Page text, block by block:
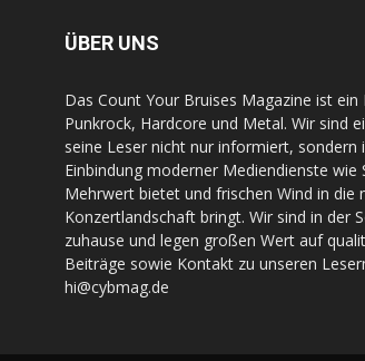
ÜBER UNS
Das Count Your Bruises Magazine ist
Punkrock, Hardcore und Metal. Wir sind
seine Leser nicht nur informiert, sondern
Einbindung moderner Mediendienste wie
Mehrwert bietet und frischen Wind in die
Konzertlandschaft bringt. Wir sind in der
zuhause und legen großen Wert auf
Beiträge sowie Kontakt zu unseren
hi@cybmag.de